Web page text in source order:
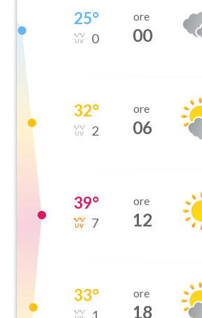
25°
0
ore
00
32°
2
ore
06
39°
7
ore
12
33° ore
18